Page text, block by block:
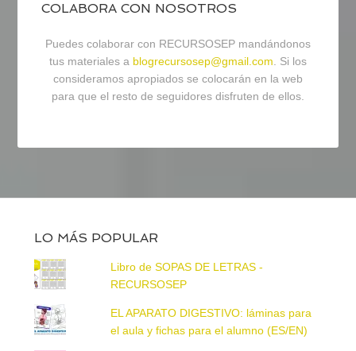
COLABORA CON NOSOTROS
Puedes colaborar con RECURSOSEP mandándonos
tus materiales a blogrecursosep@gmail.com. Si los
consideramos apropiados se colocarán en la web
para que el resto de seguidores disfruten de ellos.
LO MÁS POPULAR
Libro de SOPAS DE LETRAS -
RECURSOSEP
EL APARATO DIGESTIVO: láminas para
el aula y fichas para el alumno (ES/EN)